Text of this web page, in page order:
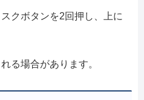
クボタンを2回押し、上に
る場合があります。